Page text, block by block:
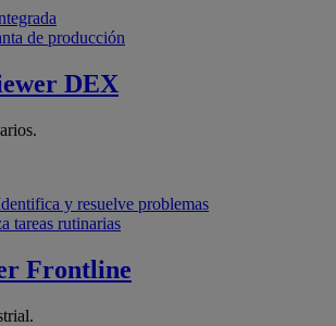
de producción
DEX
y resuelve problemas
tareas rutinarias
Frontline